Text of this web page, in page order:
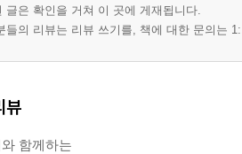
글은 확인을 거쳐 이 곳에 게재됩니다.
들의 리뷰는 리뷰 쓰기를, 책에 대한 문의는
뷰
함께하는